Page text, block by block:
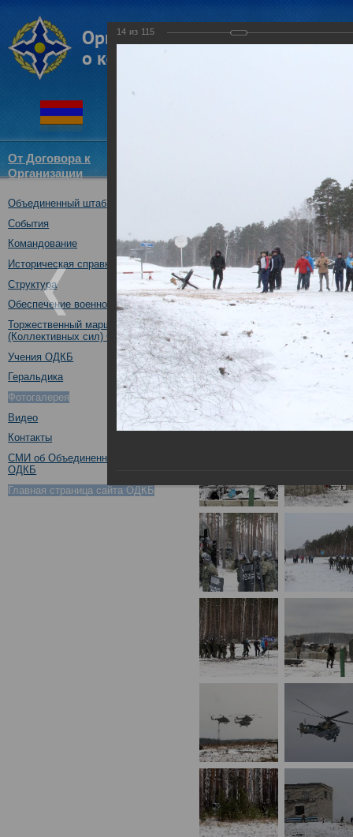
От Договора к
Организации
Объединенный штаб ОДКБ
События
Командование
Историческая справка
Структура
Обеспечение военной безопасности
Торжественный марш Войск
(Коллективных сил) ОДКБ
Учения ОДКБ
Геральдика
Фотогалерея
Видео
Контакты
СМИ об Объединенном штабе
ОДКБ
Главная страница сайта ОДКБ
Тренировка практических
ОДКБ в ходе учения
30.10.2018
14 из 115